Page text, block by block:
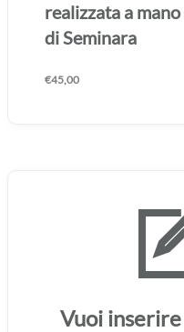
realizzata a
di Seminara
€45,00
Vuoi